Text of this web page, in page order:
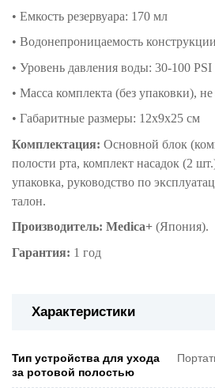
• Емкость резервуара: 170 мл
• Водонепроницаемость
• Уровень давления воды: 30-100
• Масса комплекта (без упаковки),
• Габаритные размеры: 12х9х25 см
Комплектация: Основной блок
полости рта, комплект насадок (2
упаковка, руководство по
талон.
Производитель: Medica+ (Япония).
Гарантия: 1 год
Характеристики
Тип устройства для ухода
за ротовой полостью